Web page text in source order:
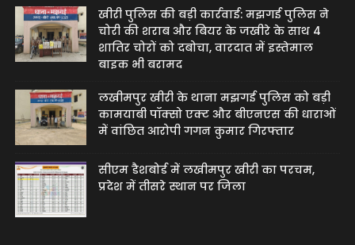
खीरी पुलिस की बड़ी कार्रवाई: मझगई पुलिस ने
चोरी की शराब और बियर के जखीरे के साथ 4
शातिर चोरों को दबोचा, वारदात में इस्तेमाल
बाइक भी बरामद
लखीमपुर खीरी के थाना मझगई पुलिस को बड़ी
कामयाबी पॉक्सो एक्ट और बीएनएस की धाराओं
में वांछित आरोपी गगन कुमार गिरफ्तार
सीएम डैशबोर्ड में लखीमपुर खीरी का परचम,
प्रदेश में तीसरे स्थान पर जिला